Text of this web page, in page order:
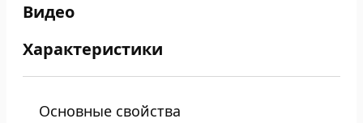
Видео
Характеристики
Основные свойства